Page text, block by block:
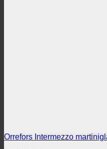
Orrefors Intermezzo